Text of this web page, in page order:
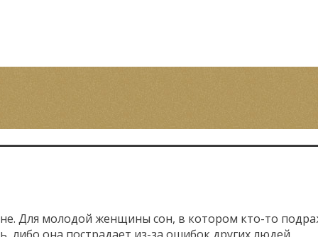
Для молодой женщины сон, в котором кто-то